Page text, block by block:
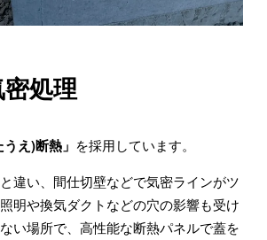
処理
うえ)断熱」 を採用しています。
違い、間仕切壁などで気密ラインがツ
明や換気ダクトなどの穴の影響も受け
い場所で、高性能な断熱パネルで蓋を